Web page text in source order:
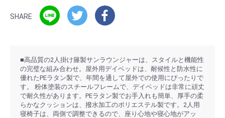
SHARE
■高品質の2人掛け籐製サンラウンジャーは、スタイルと機能性
の完璧な組み合わせ。屋外用デイベッドは、耐候性と防水性に
優れたPEラタン製で、年間を通して屋外での使用にぴったりで
す。 粉体塗装のスチールフレームで、デイベッドは非常に頑丈
で耐久性があります。PEラタン製でお手入れも簡単、厚手の柔
らかなクッションは、撥水加工のポリエステル製です。2人用
寝椅子は、両側で調整できるので、座り心地や寝心地がアッ